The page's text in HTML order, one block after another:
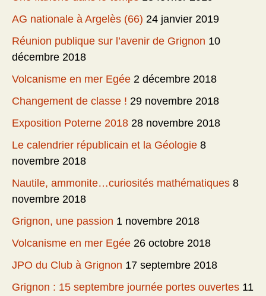
AG nationale à Argelès (66) 24 janvier 2019
Réunion publique sur l’avenir de Grignon 10
décembre 2018
Volcanisme en mer Egée 2 décembre 2018
Changement de classe ! 29 novembre 2018
Exposition Poterne 2018 28 novembre 2018
Le calendrier républicain et la Géologie 8
novembre 2018
Nautile, ammonite…curiosités mathématiques 8
novembre 2018
Grignon, une passion 1 novembre 2018
Volcanisme en mer Egée 26 octobre 2018
JPO du Club à Grignon 17 septembre 2018
Grignon : 15 septembre journée portes ouvertes 11